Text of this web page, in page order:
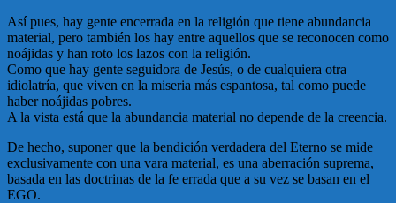
Así pues, hay gente encerrada en la religión que tiene abundancia
material, pero también los hay entre aquellos que se reconocen como
noájidas y han roto los lazos con la religión.
Como que hay gente seguidora de Jesús, o de cualquiera otra
idiolatría, que viven en la miseria más espantosa, tal como puede
haber noájidas pobres.
A la vista está que la abundancia material no depende de la creencia.
De hecho, suponer que la bendición verdadera del Eterno se mide
exclusivamente con una vara material, es una aberración suprema,
basada en las doctrinas de la fe errada que a su vez se basan en el
EGO.